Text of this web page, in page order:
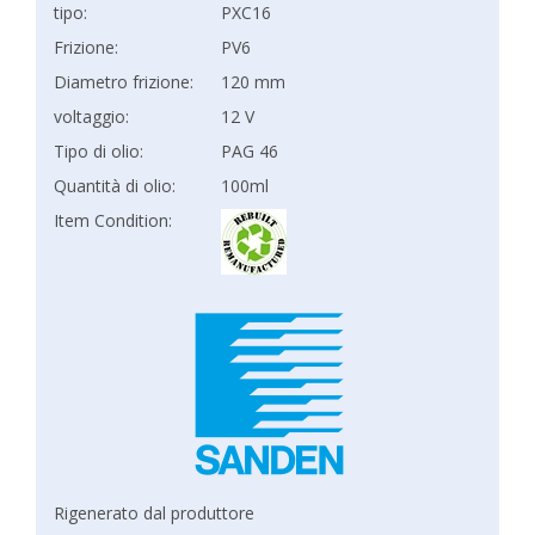
tipo:
PXC16
Frizione:
PV6
Diametro frizione:
120 mm
voltaggio:
12 V
Tipo di olio:
PAG 46
Quantità di olio:
100ml
Item Condition:
Rigenerato dal produttore